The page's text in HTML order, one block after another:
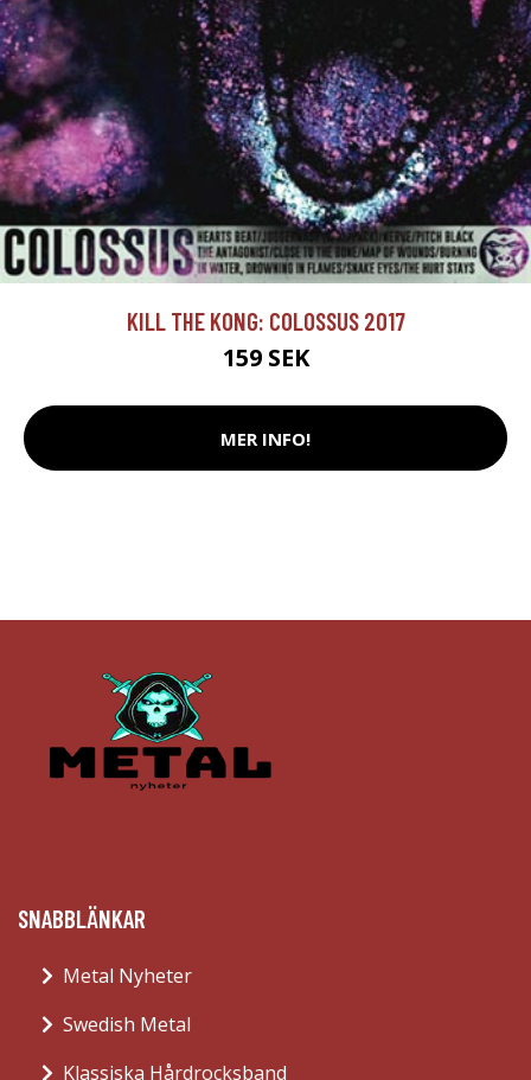
KILL THE KONG: COLOSSUS 2017
159 SEK
MER INFO!
SNABBLÄNKAR
Metal Nyheter
Swedish Metal
Klassiska Hårdrocksband